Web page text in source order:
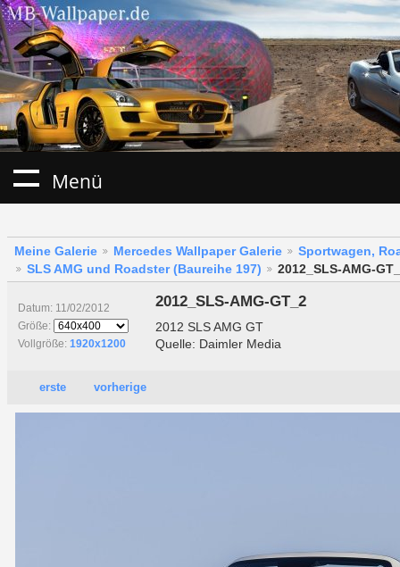
Menü
Meine Galerie Mercedes Wallpaper Galerie
Sportwagen,
SLS AMG und Roadster (Baureihe 197)
2012_SLS-AMG-
Datum: 11/02/2012
Größe:
Vollgröße: 1920x1200
2012_SLS-AMG-GT_2
2012 SLS AMG GT
Quelle: Daimler Media
erste vorherige